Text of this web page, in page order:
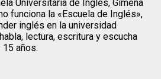
Universitaria de Inglés, Gimena
funciona la «Escuela de Inglés»,
inglés en la universidad
lectura, escritura y escucha
años.